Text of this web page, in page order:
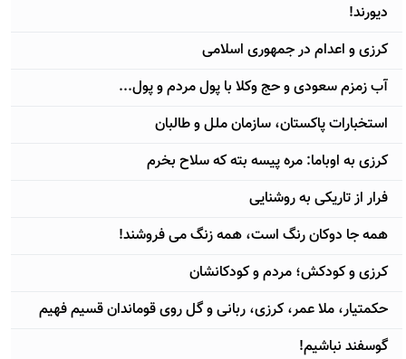
دیورند!
کرزی و اعدام در جمهوری اسلامی
آب زمزم سعودی و حج وکلا با پول مردم و پول...
استخبارات پاکستان، سازمان ملل و طالبان
کرزی به اوباما: مره پیسه بته که سلاح بخرم
فرار از تاریکی به روشنایی
همه جا دوکان رنگ است، همه زنگ می فروشند!
کرزی و کودکش؛ مردم و کودکانشان
حکمتیار، ملا عمر، کرزی، ربانی و گل روی قوماندان قسیم فهیم
گوسفند نباشیم!